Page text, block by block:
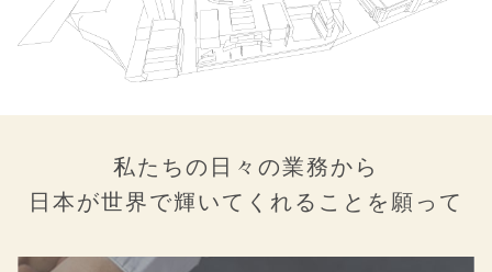
私たちの日々の業務から
日本が世界で輝いてくれることを願って